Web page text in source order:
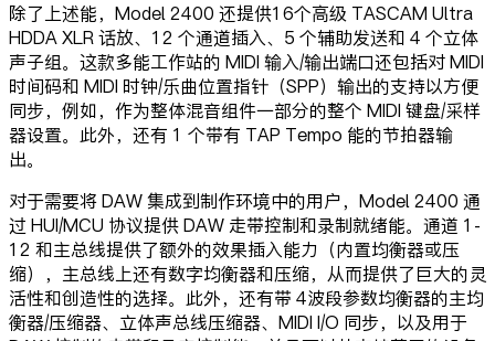
除了上述能，Model 2400 还提供16个高级 TASCAM Ultra
HDDA XLR 话放、12 个通道插入、5 个辅助发送和 4 个立体
声子组。这款多能工作站的 MIDI 输入/输出端口还包括对 MIDI
时间码和 MIDI 时钟/乐曲位置指针（SPP）输出的支持以方便
同步，例如，作为整体混音组件一部分的整个 MIDI 键盘/采样
器设置。此外，还有 1 个带有 TAP Tempo 能的节拍器输
出。
对于需要将 DAW 集成到制作环境中的用户，Model 2400 通
过 HUI/MCU 协议提供 DAW 走带控制和录制就绪能。通道 1-
12 和主总线提供了额外的效果插入能力（内置均衡器或压
缩），主总线上还有数字均衡器和压缩，从而提供了巨大的灵
活性和创造性的选择。此外，还有带 4波段参数均衡器的主均
衡器/压缩器、立体声总线压缩器、MIDI I/O 同步，以及用于